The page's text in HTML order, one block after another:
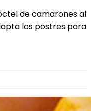
de camarones al
los postres para